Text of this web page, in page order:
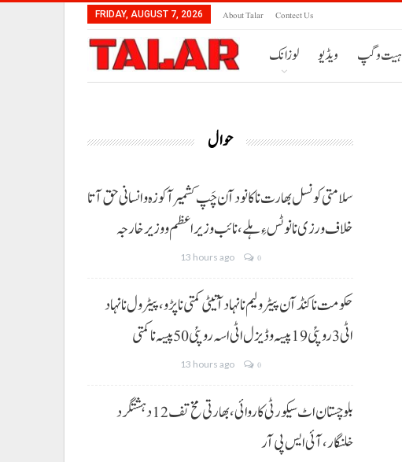
FRIDAY, AUGUST 7, 2026 About Talar Contect Us
لوزانک ویڈیو ہیت و گپ
حوال
سلامتی کونسل بھارت نا کانود آن چَپ کشمیر آ کوزہ و انسانی حق آتا
خلاف ورزی نا نوٹس ءِ ہلے،نائب وزیراعظم و وزیر خارجہ
13 hours ago 0
حکومت نا کنڈ آن پیٹرولیم نا نہاد آتیٹی کمتی نا پڑو،پیٹرول نا نہاد
اٹی 3 روپئی 19 پیسہ و ڈیزل اٹی اسہ روپئی 50 پیسہ نا کمتی
13 hours ago 0
بلوچستان اٹ سیکورٹی کاروائی، بھارتی مخ تف 12 دہشتگرد
خلنگار،آئی ایس پی آر